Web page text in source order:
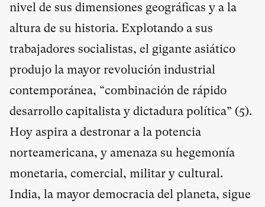
nivel de sus dimensiones geográficas y a la
altura de su historia. Explotando a sus
trabajadores socialistas, el gigante asiático
produjo la mayor revolución industrial
contemporánea, “combinación de rápido
desarrollo capitalista y dictadura política” (5).
Hoy aspira a destronar a la potencia
norteamericana, y amenaza su hegemonía
monetaria, comercial, militar y cultural.
India, la mayor democracia del planeta, sigue